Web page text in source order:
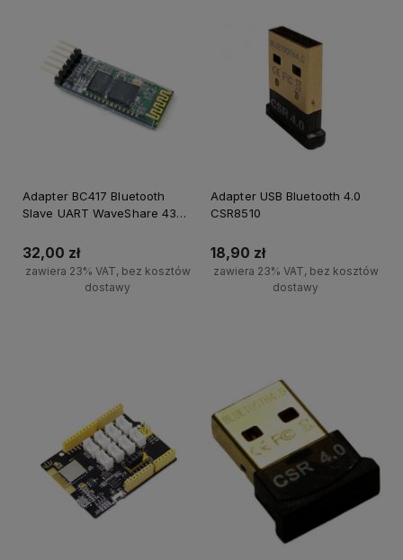
Adapter BC417 Bluetooth
Slave UART WaveShare 4328
32,00 zł
zawiera 23% VAT, bez kosztów
dostawy
Adapter USB Bluetooth 4.0
CSR8510
18,90 zł
zawiera 23% VAT, bez kosztów
dostawy